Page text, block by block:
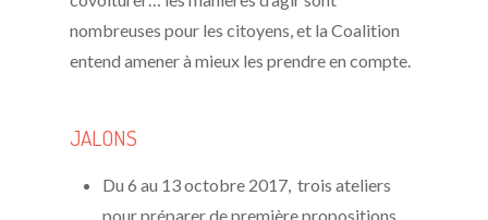
nombreuses pour les citoyens, et la Coalition
entend amener à mieux les prendre en compte.
JALONS
Du 6 au 13 octobre 2017, trois ateliers
pour préparer de première propositions